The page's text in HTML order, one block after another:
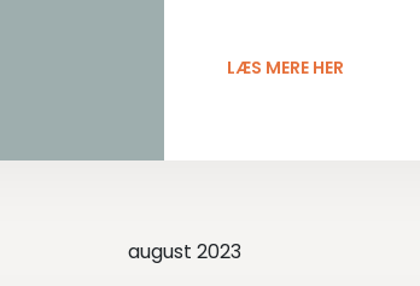
LÆS MERE HER
august 2023